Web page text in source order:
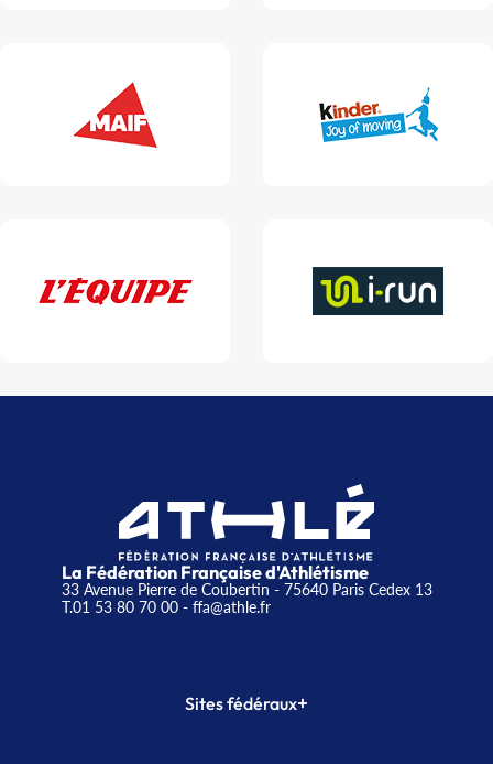
La Fédération Française d'Athlétisme
33 Avenue Pierre de Coubertin - 75640 Paris Cedex 13
T.01 53 80 70 00- ffa@athle.fr
Sites fédéraux+